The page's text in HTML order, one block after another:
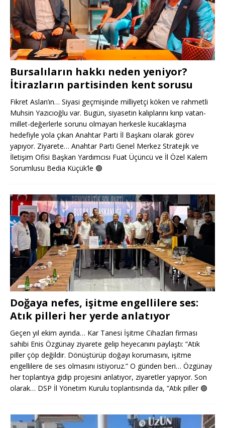
Bursalıların hakkı neden yeniyor?
İtirazların partisinden kent sorusu
Fikret Aslan’ın… Siyasi geçmişinde milliyetçi köken ve rahmetli
Muhsin Yazıcıoğlu var. Bugün, siyasetin kalıplarını kırıp vatan-
millet-değerlerle sorunu olmayan herkesle kucaklaşma
hedefiyle yola çıkan Anahtar Parti İl Başkanı olarak görev
yapıyor. Ziyarete… Anahtar Parti Genel Merkez Stratejik ve
İletişim Ofisi Başkan Yardımcısı Fuat Üçüncü ve İl Özel Kalem
Sorumlusu Bedia Küçük’le 🟢
Doğaya nefes, işitme engellilere ses:
Atık pilleri her yerde anlatıyor
Geçen yıl ekim ayında… Kar Tanesi İşitme Cihazları firması
sahibi Enis Özgünay ziyarete gelip heyecanını paylaştı: “Atık
piller çöp değildir. Dönüştürüp doğayı korumasını, işitme
engellilere de ses olmasını istiyoruz.” O günden beri… Özgünay
her toplantıya gidip projesini anlatıyor, ziyaretler yapıyor. Son
olarak… DSP İl Yönetim Kurulu toplantısında da, “Atık piller 🟢